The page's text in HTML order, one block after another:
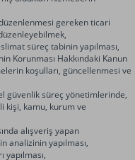
gereken ticari
süreç tabinin yapılması,
Korunması Hakkındaki Kanun
koşulları, güncellenmesi ve
güvenlik süreç yönetimlerinde,
kişi, kamu, kurum ve
alışveriş yapan
yapılması,